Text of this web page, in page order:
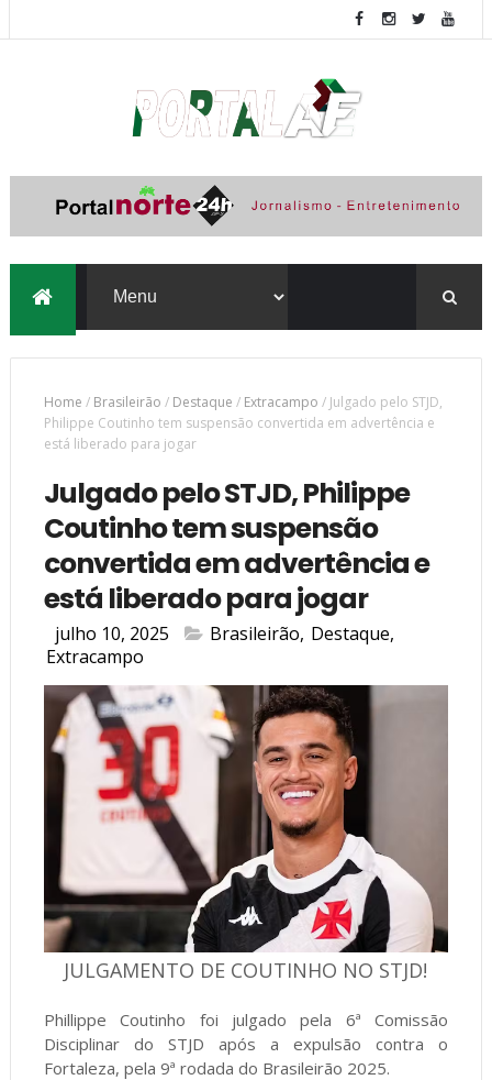
Home / Brasileirão / Destaque / Extracampo / Julgado pelo STJD,
Philippe Coutinho tem suspensão convertida em advertência e
está liberado para jogar
Julgado pelo STJD, Philippe
Coutinho tem suspensão
convertida em advertência e
está liberado para jogar
julho 10, 2025 Brasileirão, Destaque,
Extracampo
JULGAMENTO DE COUTINHO NO STJD!
Phillippe Coutinho foi julgado pela 6ª Comissão
Disciplinar do STJD após a expulsão contra o
Fortaleza, pela 9ª rodada do Brasileirão 2025.